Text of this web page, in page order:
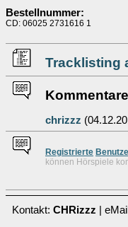
Bestellnummer:
CD: 06025 2731616 1
Tracklisting
Kommentare
chrizzz
Registrierte
können Hörspiele
Kontakt: CHRizzz |